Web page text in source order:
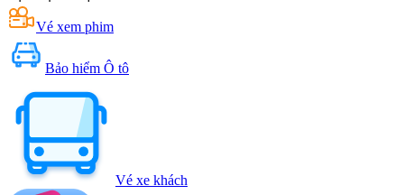
Vé xem phim
Bảo hiểm Ô tô
Vé xe khách